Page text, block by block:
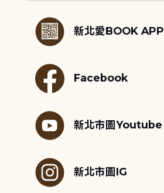
新北愛BOOK APP
Facebook
新北市圖Youtube
新北市圖IG